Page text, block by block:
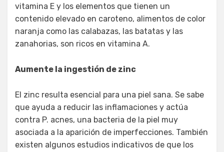
vitamina E y los elementos que tienen un
contenido elevado en caroteno, alimentos de color
naranja como las calabazas, las batatas y las
zanahorias, son ricos en vitamina A.
Aumente la ingestión de zinc
El zinc resulta esencial para una piel sana. Se sabe
que ayuda a reducir las inflamaciones y actúa
contra P. acnes, una bacteria de la piel muy
asociada a la aparición de imperfecciones. También
existen algunos estudios indicativos de que los